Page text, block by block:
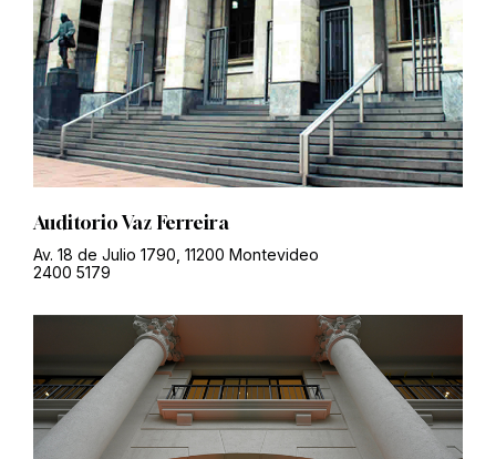
Auditorio Vaz Ferreira
Av. 18 de Julio 1790, 11200 Montevideo
2400 5179